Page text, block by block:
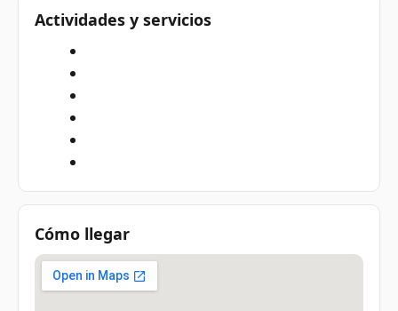
Actividades y servicios
Cómo llegar